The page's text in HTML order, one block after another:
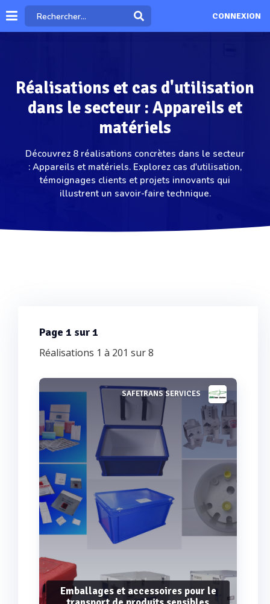
CONNEXION
Réalisations et cas d'utilisation
dans le secteur : Appareils et
matériels
Découvrez 8 réalisations concrètes dans le secteur
: Appareils et matériels. Explorez cas d'utilisation,
témoignages clients et projets innovants qui
illustrent un savoir-faire technique.
Page 1 sur 1
Réalisations 1 à 201 sur 8
SAFETRANS SERVICES
Emballages et accessoires pour le